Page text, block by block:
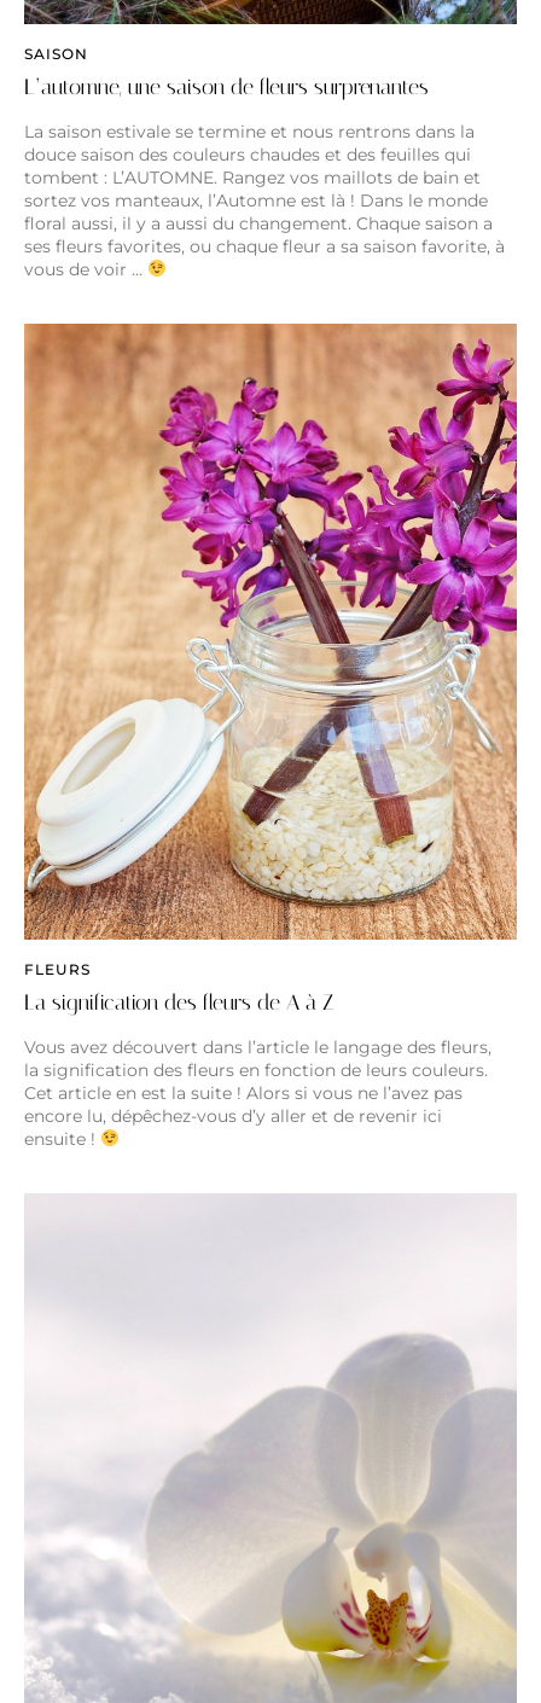
SAISON
L’automne, une saison de fleurs surprenantes
La saison estivale se termine et nous rentrons dans la
douce saison des couleurs chaudes et des feuilles qui
tombent : L’AUTOMNE. Rangez vos maillots de bain et
sortez vos manteaux, l’Automne est là ! Dans le monde
floral aussi, il y a aussi du changement. Chaque saison a
ses fleurs favorites, ou chaque fleur a sa saison favorite, à
vous de voir …
FLEURS
La signification des fleurs de A à Z
Vous avez découvert dans l’article le langage des fleurs,
la signification des fleurs en fonction de leurs couleurs.
Cet article en est la suite ! Alors si vous ne l’avez pas
encore lu, dépêchez-vous d’y aller et de revenir ici
ensuite !